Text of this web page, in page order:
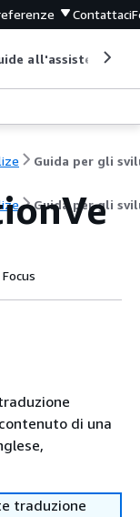
Contattaci
all'assistenza
Guida per gli
di una
traduzione